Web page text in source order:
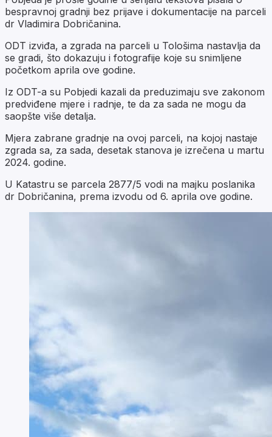
bespravnoj gradnji bez prijave i dokumentacije na parceli
dr Vladimira Dobričanina.
ODT izviđa, a zgrada na parceli u Tološima nastavlja da
se gradi, što dokazuju i fotografije koje su snimljene
početkom aprila ove godine.
Iz ODT-a su Pobjedi kazali da preduzimaju sve zakonom
predviđene mjere i radnje, te da za sada ne mogu da
saopšte više detalja.
Mjera zabrane gradnje na ovoj parceli, na kojoj nastaje
zgrada sa, za sada, desetak stanova je izrečena u martu
2024. godine.
U Katastru se parcela 2877/5 vodi na majku poslanika
dr Dobričanina, prema izvodu od 6. aprila ove godine.